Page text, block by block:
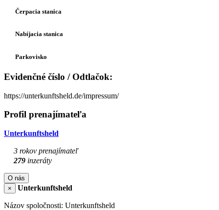
Čerpacia stanica
Nabíjacia stanica
Parkovisko
Evidenčné číslo / Odtlačok:
https://unterkunftsheld.de/impressum/
Profil prenajímateľa
Unterkunftsheld
3 rokov prenajímateľ
279 inzeráty
O nás
×
Unterkunftsheld
Názov spoločnosti: Unterkunftsheld